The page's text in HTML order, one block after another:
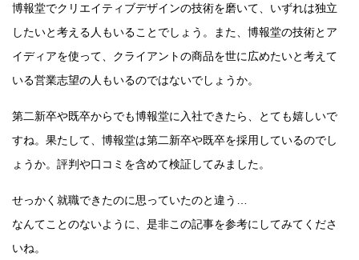
博報堂でクリエイティブデザインの技術を磨いて、いずれは独立
したいと考える人もいることでしょう。また、博報堂の技術とア
イディアを使って、クライアントの商品を世に広めたいと考えて
いる営業志望の人もいるのではないでしょうか。
第二新卒や既卒からでも博報堂に入社できたら、とても嬉しいで
すね。果たして、博報堂は第二新卒や既卒を採用しているのでし
ょうか。評判や口コミを含めて検証してみました。
せっかく就職できたのに思っていたのと違う…
なんてことのないように、是非この記事を参考にしてみてくださ
いね。